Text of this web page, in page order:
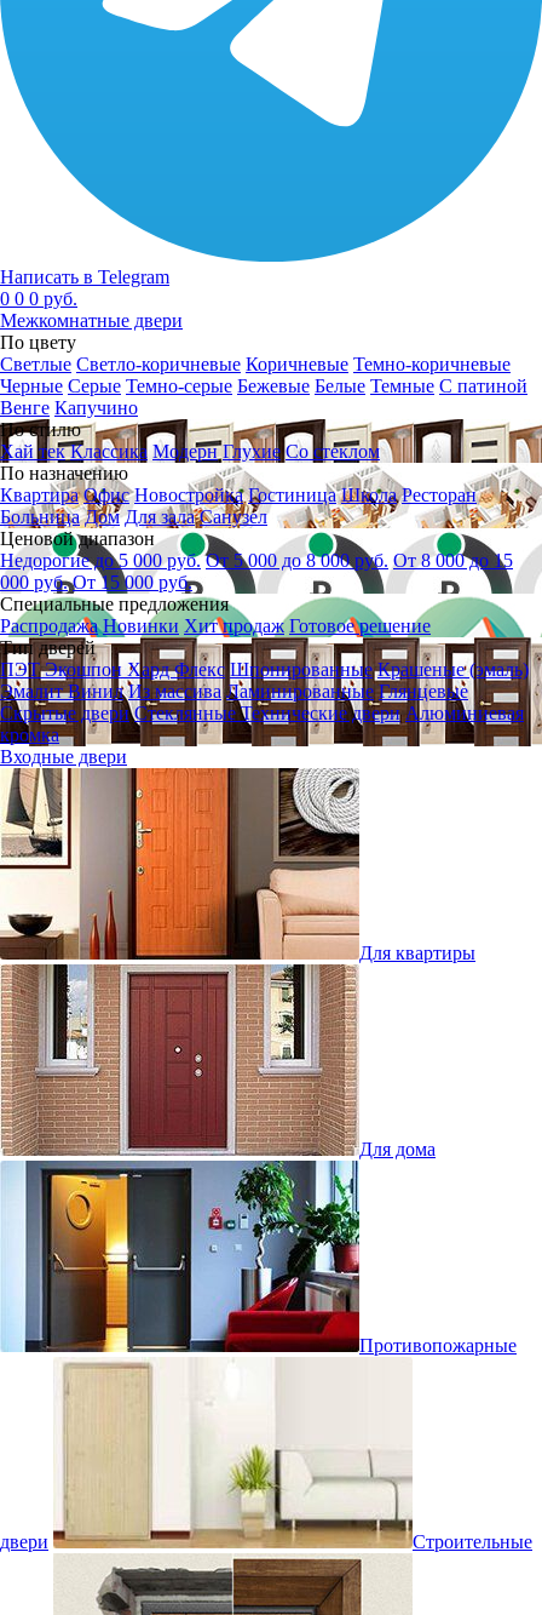
Написать в Telegram
0 0 0 руб.
Межкомнатные двери
По цвету
Светлые Светло-коричневые Коричневые Темно-коричневые
Черные Серые Темно-серые Бежевые Белые Темные С патиной
Венге Капучино
По стилю
Хай тек Классика Модерн Глухие Со стеклом
По назначению
Квартира Офис Новостройка Гостиница Школа Ресторан
Больница Дом Для зала Санузел
Ценовой диапазон
Недорогие до 5 000 руб. От 5 000 до 8 000 руб. От 8 000 до 15
000 руб. От 15 000 руб.
Специальные предложения
Распродажа Новинки Хит продаж Готовое решение
Тип дверей
ПЭТЭкошпон Хард Флекс Шпонированные Крашеные (эмаль)
ЭмалитВинил Из массива Ламинированные Глянцевые
Скрытые двери СтеклянныеТехнические двери Алюминиевая
кромка
Входные двери
Для квартиры
Для дома
Противопожарные
двери Строительные